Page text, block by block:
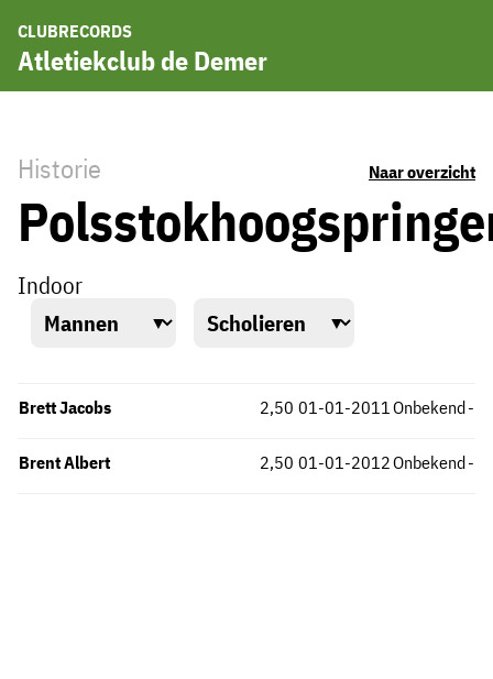
CLUBRECORDS
Atletiekclub de Demer
Historie Naar overzicht
Indoor
Brett Jacobs Onbekend
2,50 -
01-01-2011
Brent Albert Onbekend
2,50 -
01-01-2012